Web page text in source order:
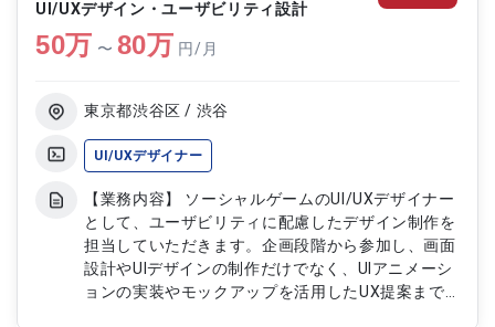
ンおよびコーディング ・デザインガイドラインの
策定および運用 ・要件定義および仕様検討の対応
・プロジェクト推進および関係者との連携
UI/UXデザイン・ユーザビリティ設計
50万 〜 80万 円/月
東京都渋谷区 / 渋谷
UI/UXデザイナー
【業務内容】 ソーシャルゲームのUI/UXデザイナー
として、ユーザビリティに配慮したデザイン制作を
担当していただきます。企画段階から参加し、画面
設計やUIデザインの制作だけでなく、UIアニメーシ
ョンの実装やモックアップを活用したUX提案まで